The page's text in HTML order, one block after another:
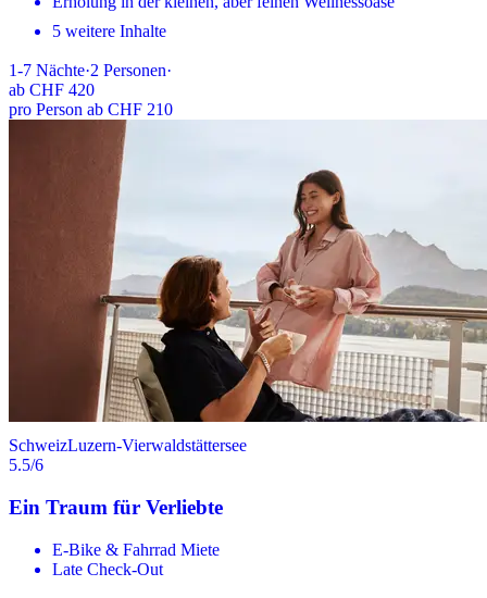
5 weitere Inhalte
1-7 Nächte·2 Personen·
ab CHF 420
pro Person ab CHF 210
SchweizLuzern-Vierwaldstättersee
5.5/6
Ein Traum für Verliebte
E-Bike & Fahrrad Miete
Late Check-Out